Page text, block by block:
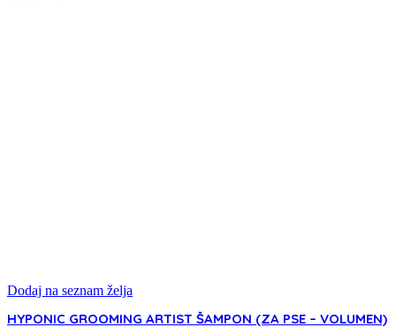
Dodaj na seznam želja
HYPONIC GROOMING ARTIST ŠAMPON (ZA PSE – VOLUMEN)